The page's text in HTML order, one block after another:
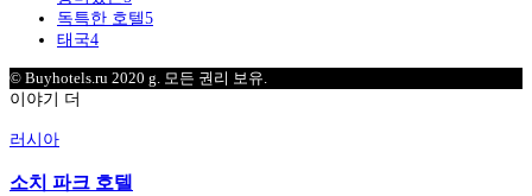
독특한 호텔5
태국4
© Buyhotels.ru 2020 g. 모든 권리 보유.
이야기 더
러시아
소치 파크 호텔